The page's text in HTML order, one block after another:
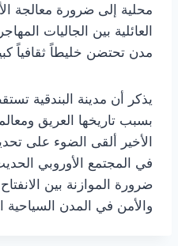
محلية إلى ضرورة معالجة
العائلية بين الجاليات
مدن تحتضن خليطاً ثقافياً
يذكر أن مدينة البندقية
بسبب تاريخها العريق
الأخير ألقى الضوء على
في المجتمع الأوروبي
ضرورة الموازنة بين
والأمن في المدن السياحية